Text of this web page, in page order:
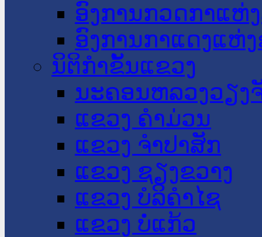
ອົງການກວດກາແຫ່
ອົງການກາແດງແຫ່
ນິຕິກໍາຂັ້ນແຂວງ
ນະ​ຄອນ​ຫລວງວຽງ
ແຂວງ ຄໍາມ່ວນ
ແຂວງ ຈໍາປາສັກ
ແຂວງ ຊຽງຂວາງ
ແຂວງ ບໍລິຄໍາໄຊ
ແຂວງ ບໍ່ແກ້ວ